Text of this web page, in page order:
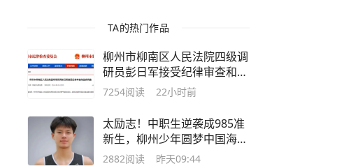
TA的热门作品
柳州市柳南区人民法院四级调
研员彭日军接受纪律审查和监
察调查
7254阅读 22小时前
太励志！中职生逆袭成985准
新生，柳州少年圆梦中国海洋
大学
2882阅读 昨天09:44